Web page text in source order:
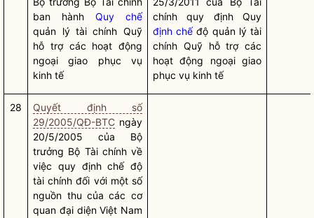
ban hành Quy chế
quản lý tài chính Quỹ
hỗ trợ các hoạt động
ngoại giao phục vụ
kinh tế
chính quy định Quy
định chếđộ quản lý tài
chính Quỹ hỗ trợ các
hoạt động ngoại giao
phục vụ kinh tế
28
Quyết định số
29/2005/QĐ-BTC ngày
20/5/2005 của Bộ
trưởng Bộ Tài chính về
việc quy định chế độ
tài chính đối với một số
nguồn thu của các cơ
quan đại diện Việt Nam